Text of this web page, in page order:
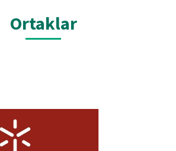
Ortaklar